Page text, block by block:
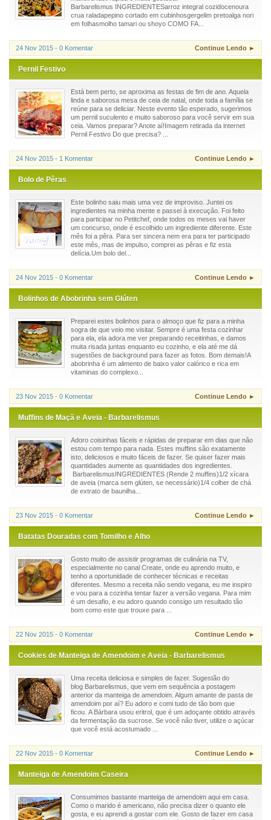
Barbarelismus INGREDIENTESarroz integral cozidocenoura
crua raladapepino cortado em cubinhosgergelim pretoalga nori
em folhasmolho tamari ou shoyo COMO FA...
24 Nov 2015 - 0 Komentar Continue Lendo ►
Pernil Festivo
Está bem perto, se aproxima as festas de fim de ano. Aquela
linda e saborosa mesa de ceia de natal, onde toda a família se
reúne para se deliciar. Neste evento tão esperado, sugerimos
um pernil suculento e muito saboroso para você servir em sua
ceia. Vamos preparar? Anote aí!Imagem retirada da internet
Pernil Festivo Do que precisa? ...
24 Nov 2015 - 1 Komentar Continue Lendo ►
Bolo de Pêras
Este bolinho saiu mais uma vez de improviso. Juntei os
ingredientes na minha mente e passei à execução. Foi feito
para participar no Petitchef, onde todos os meses vai haver
um concurso, onde é escolhido um ingrediente diferente. Este
mês foi a pêra. Para ser sincera nem era para ter participado
este mês, mas de impulso, comprei as pêras e fiz esta
delícia.Um bolo del...
24 Nov 2015 - 0 Komentar Continue Lendo ►
Bolinhos de Abobrinha sem Glúten
Preparei estes bolinhos para o almoço que fiz para a minha
sogra de que veio me visitar. Sempre é uma festa cozinhar
para ela, ela adora me ver preparando receitinhas, e damos
muita risada juntas enquanto eu cozinho, e ela até me dá
sugestões de background para fazer as fotos. Bom demais!A
abobrinha é um alimento de baixo valor calórico e rica em
vitaminas do complexo...
23 Nov 2015 - 0 Komentar Continue Lendo ►
Muffins de Maçã e Aveia - Barbarelismus
Adoro coisinhas fáceis e rápidas de preparar em dias que não
estou com tempo para nada. Estes muffins são exatamente
isto, deliciosos e muito fáceis de fazer. Se quiser fazer mais
quantidades aumente as quantidades dos ingredientes.
BarbarelismusINGREDIENTES (Rende 2 muffins)1/2 xícara
de aveia (marca sem glúten, se necessário)1/4 colher de chá
de extrato de baunilha...
23 Nov 2015 - 0 Komentar Continue Lendo ►
Batatas Douradas com Tomilho e Alho
Gosto muito de assistir programas de culinária na TV,
especialmente no canal Create, onde eu aprendo muito, e
tenho a oportunidade de conhecer técnicas e receitas
diferentes. Mesmo a receita não sendo vegana, eu me inspiro
e vou para a cozinha tentar fazer a versão vegana. Para mim
é um desafio, e eu adoro quando consigo um resultado tão
bom como este que trouxe para ...
22 Nov 2015 - 0 Komentar Continue Lendo ►
Cookies de Manteiga de Amendoim e Aveia - Barbarelismus
Uma receita deliciosa e simples de fazer. Sugestão do
blog Barbarelismus, que vem em sequência a postagem
anterior da manteiga de amendoim. Algum amante de pasta de
amendoim por aí? Eu adoro e comi tudo de tão bom que
ficou. A Bárbara usou eritrol, que é um adoçante obtido através
da fermentação da sucrose. Se você não tiver, utilize o açúcar
que você está acostumado ...
22 Nov 2015 - 0 Komentar Continue Lendo ►
Manteiga de Amendoim Caseira
Consumimos bastante manteiga de amendoim aqui em casa.
Como o marido é americano, não precisa dizer o quanto ele
gosta, e eu aprendi a gostar com ele. Gosto de fazer em casa